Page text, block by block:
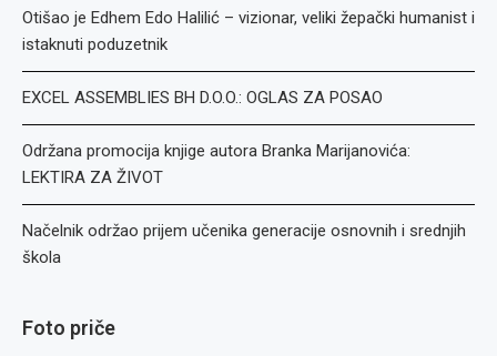
Otišao je Edhem Edo Halilić – vizionar, veliki žepački humanist i
istaknuti poduzetnik
EXCEL ASSEMBLIES BH D.O.O.: OGLAS ZA POSAO
Održana promocija knjige autora Branka Marijanovića:
LEKTIRA ZA ŽIVOT
Načelnik održao prijem učenika generacije osnovnih i srednjih
škola
Foto priče